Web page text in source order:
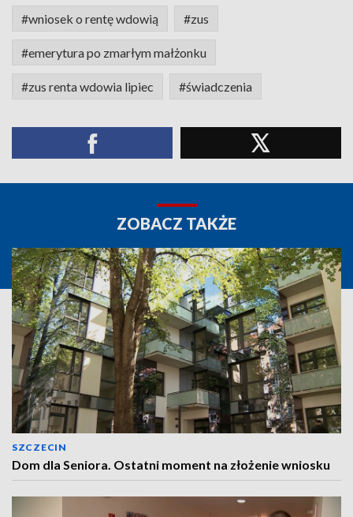
#wniosek o rentę wdowią #zus
#emerytura po zmarłym małżonku
#zus renta wdowia lipiec #świadczenia
ZOBACZ TAKŻE
SZCZECIN
Dom dla Seniora. Ostatni moment na złożenie wniosku